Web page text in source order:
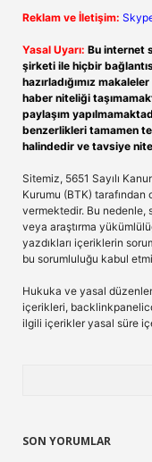
Reklam ve İletişim:
Yasal Uyarı: Bu internet
şirketi ile hiçbir
hazırladığımız
haber niteliği
paylaşım
benzerlikleri tamamen
halindedir ve tavsiye
Sitemiz, 5651 Sayılı
Kurumu (BTK) tarafından
vermektedir. Bu
veya araştırma
yazdıkları içeriklerin
bu sorumluluğu kabul
Hukuka ve yasal
içerikleri,
ilgili içerikler yasal süre
SON YORUMLAR